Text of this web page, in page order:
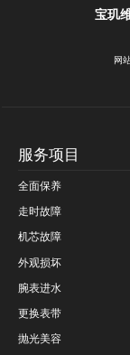
宝玑
网
服务项目
全面保养
走时故障
机芯故障
外观损坏
腕表进水
更换表带
抛光美容